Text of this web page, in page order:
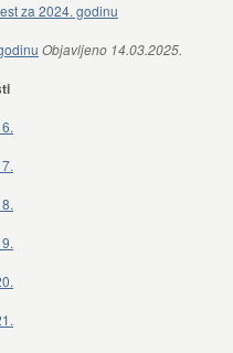
za 2024. godinu
Objavljeno 14.03.2025.